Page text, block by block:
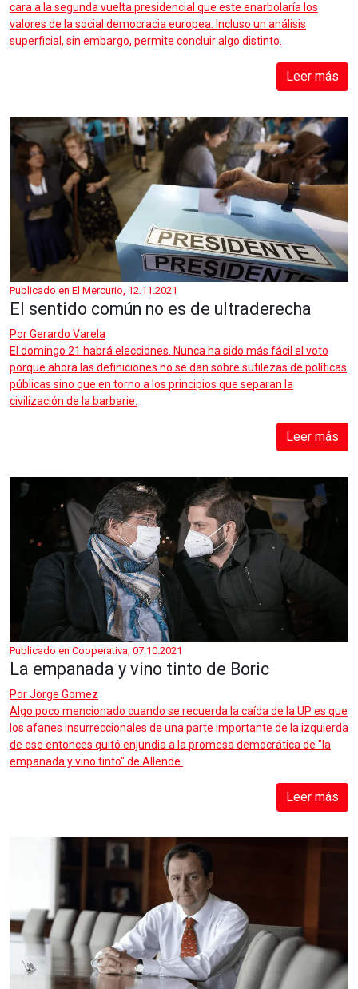
cara a la segunda vuelta presidencial que este enarbolaría los
valores de la social democracia europea. Incluso un análisis
superficial, sin embargo, permite concluir algo distinto.
Leer más
Publicado en El Mercurio, 12.11.2021
El sentido común no es de ultraderecha
PorGerardo Varela
El domingo 21 habrá elecciones. Nunca ha sido más fácil el voto
porque ahora las definiciones no se dan sobre sutilezas de políticas
públicas sino que en torno a los principios que separan la
civilización de la barbarie.
Leer más
Publicado en Cooperativa, 07.10.2021
La empanada y vino tinto de Boric
PorJorge Gomez
Algo poco mencionado cuando se recuerda la caída de la UP es que
los afanes insurreccionales de una parte importante de la izquierda
de ese entonces quitó enjundia a la promesa democrática de "la
empanada y vino tinto" de Allende.
Leer más